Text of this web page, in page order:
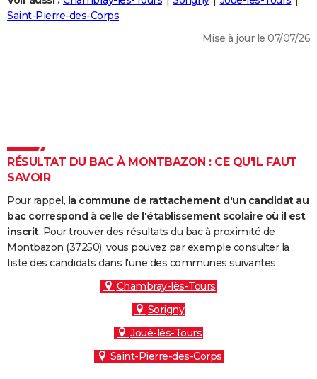
Destinations
City break
Voyage nature
Voyage de noces
Forum
Climat
+
PHOTO
Dictionnaire
Biographies
Citations
Expressions
Proverbes
PROGRAMME TV
S'inscrire
Se connecter
Lycées
Collèges
Primaires
Universités
Entreprises
Service militaire
Avis de recherche
AVIS DE DÉCÈS
FORUM
Saint-Pierre-des-Corps
Mise à jour le 07/07/26
RÉSULTAT DU BAC À MONTBAZON : CE QU'IL FAUT
SAVOIR
Pour rappel, la commune de rattachement d'un candidat au
bac correspond à celle de l'établissement scolaire où il est
inscrit. Pour trouver des résultats du bac à proximité de
Montbazon (37250), vous pouvez par exemple consulter la
liste des candidats dans l'une des communes suivantes :
Chambray-lès-Tours
Sorigny
Joué-lès-Tours
Saint-Pierre-des-Corps